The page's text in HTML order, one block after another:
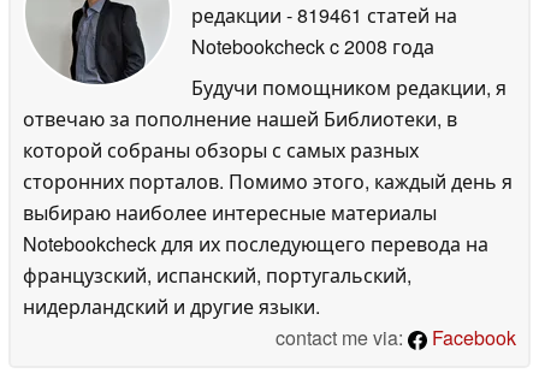
редакции - 819461 статей на
Notebookcheckc 2008 года
Будучи помощником редакции, я
отвечаю за пополнение нашей Библиотеки, в
которой собраны обзоры с самых разных
сторонних порталов. Помимо этого, каждый день я
выбираю наиболее интересные материалы
Notebookcheck для их последующего перевода на
французский, испанский, португальский,
нидерландский и другие языки.
contact me via:
Facebook